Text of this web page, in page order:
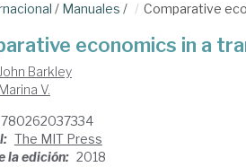
/ Manuales / Comparative
economics in a
Barkley
V.
The MIT Press
la edición: 2018